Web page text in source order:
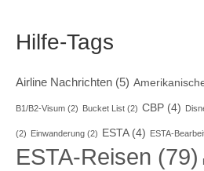
Hilfe-Tags
Airline Nachrichten (5)
B1/B2-Visum (2) Bucket List (2) CBP (4)
(2) Einwanderung (2) ESTA(4) ESTA-
ESTA-Reisen (79)